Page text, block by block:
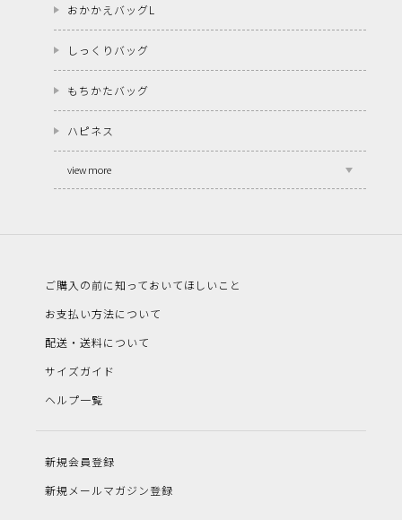
おかかえバッグL
しっくりバッグ
もちかたバッグ
ハピネス
view more
ご購入の前に知っておいてほしいこと
お支払い方法について
配送・送料について
サイズガイド
ヘルプ一覧
新規会員登録
新規メールマガジン登録